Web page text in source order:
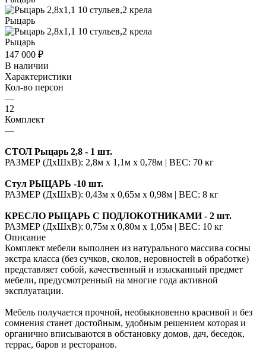
147 000 ₽
В наличии
Характеристики
Кол-во персон
—
12
Комплект
—
СТОЛ Рыцарь 2,8 - 1 шт.
РАЗМЕР (ДхШхВ): 2,8м х 1,1м х 0,78м | ВЕС: 70 кг
Стул РЫЦАРЬ -10 шт.
РАЗМЕР (ДхШхВ): 0,43м х 0,65м х 0,98м | ВЕС: 8 кг
КРЕСЛО РЫЦАРЬ С ПОДЛОКОТНИКАМИ - 2 шт.
РАЗМЕР (ДхШхВ): 0,75м х 0,80м х 1,05м | ВЕС: 10 кг
Описание
Комплект мебели выполнен из натурального массива сосны
экстра класса (без сучков, сколов, неровностей в обработке)
представляет собой, качественный и изысканный предмет
мебели, предусмотренный на многие года активной
эксплуатации.
Мебель получается прочной, необыкновенно красивой и без
сомнения станет достойным, удобным решением которая и
органично вписываются в обстановку домов, дач, беседок,
террас, баров и ресторанов.